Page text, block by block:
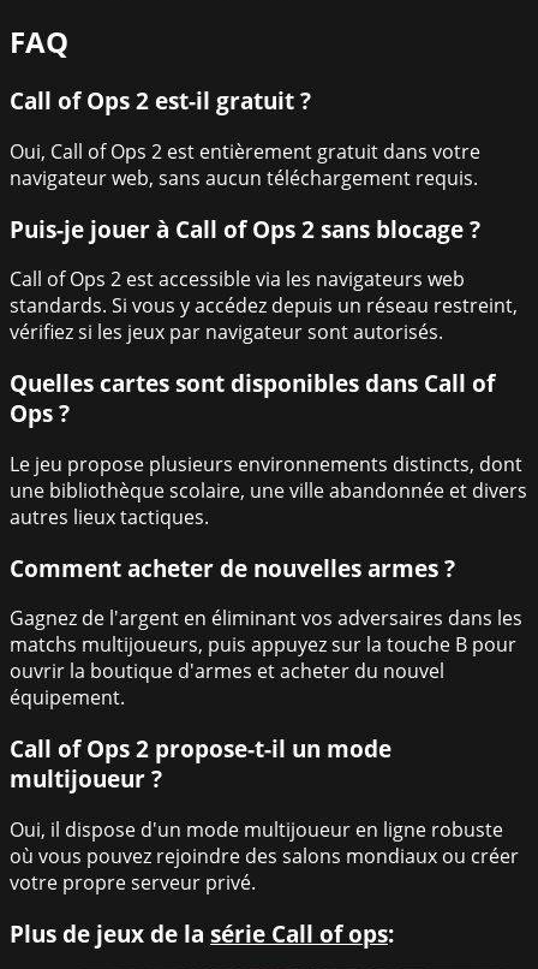
FAQ
Call of Ops 2 est-il gratuit ?
Oui, Call of Ops 2 est entièrement gratuit dans votre
navigateur web, sans aucun téléchargement requis.
Puis-je jouer à Call of Ops 2 sans blocage ?
Call of Ops 2 est accessible via les navigateurs web
standards. Si vous y accédez depuis un réseau restreint,
vérifiez si les jeux par navigateur sont autorisés.
Quelles cartes sont disponibles dans Call of
Ops ?
Le jeu propose plusieurs environnements distincts, dont
une bibliothèque scolaire, une ville abandonnée et divers
autres lieux tactiques.
Comment acheter de nouvelles armes ?
Gagnez de l'argent en éliminant vos adversaires dans les
matchs multijoueurs, puis appuyez sur la touche B pour
ouvrir la boutique d'armes et acheter du nouvel
équipement.
Call of Ops 2 propose-t-il un mode
multijoueur ?
Oui, il dispose d'un mode multijoueur en ligne robuste
où vous pouvez rejoindre des salons mondiaux ou créer
votre propre serveur privé.
Plus de jeux de la série Call of ops: